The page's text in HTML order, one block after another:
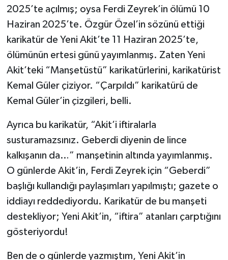
2025’te açılmış; oysa Ferdi Zeyrek’in ölümü 10
Haziran 2025’te. Özgür Özel’in sözünü ettiği
karikatür de Yeni Akit’te 11 Haziran 2025’te,
ölümünün ertesi günü yayımlanmış. Zaten Yeni
Akit’teki “Manşetüstü” karikatürlerini, karikatürist
Kemal Güler çiziyor. “Çarpıldı” karikatürü de
Kemal Güler’in çizgileri, belli.
Ayrıca bu karikatür, “Akit’i iftiralarla
susturamazsınız. Geberdi diyenin de lince
kalkışanın da…” manşetinin altında yayımlanmış.
O günlerde Akit’in, Ferdi Zeyrek için “Geberdi”
başlığı kullandığı paylaşımları yapılmıştı; gazete o
iddiayı reddediyordu. Karikatür de bu manşeti
destekliyor; Yeni Akit’in, “iftira” atanları çarptığını
gösteriyordu!
Ben de o günlerde yazmıştım, Yeni Akit’in